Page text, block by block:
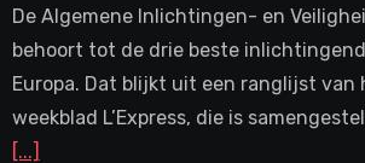
De Algemene Inlichtingen- en
behoort tot de drie beste
Europa. Dat blijkt uit een ranglijst van
weekblad L’Express, die is
[...]